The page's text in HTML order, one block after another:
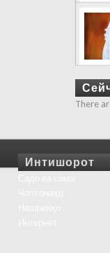
There
Интишорот